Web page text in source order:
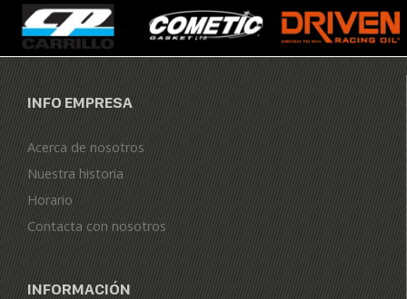
INFO EMPRESA
Acerca de nosotros
Nuestra historia
Horario
Contacta con nosotros
INFORMACIÓN